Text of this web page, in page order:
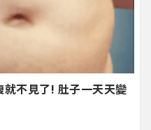
不見了! 肚子一天天變